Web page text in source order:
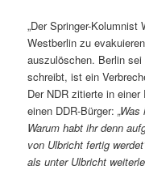
„Der Springer-
Westberlin zu
auszulöschen. Berlin
schreibt, ist ein
Der NDR zitierte in
einen DDR-Bürger:
Warum habt ihr denn
von Ulbricht fertig
als unter Ulbricht